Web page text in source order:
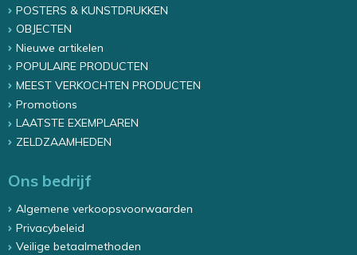
POSTERS & KUNSTDRUKKEN
OBJECTEN
Nieuwe artikelen
POPULAIRE PRODUCTEN
MEEST VERKOCHTEN PRODUCTEN
Promotions
LAATSTE EXEMPLAREN
ZELDZAAMHEDEN
Ons bedrijf
Algemene verkoopsvoorwaarden
Privacybeleid
Veilige betaalmethoden